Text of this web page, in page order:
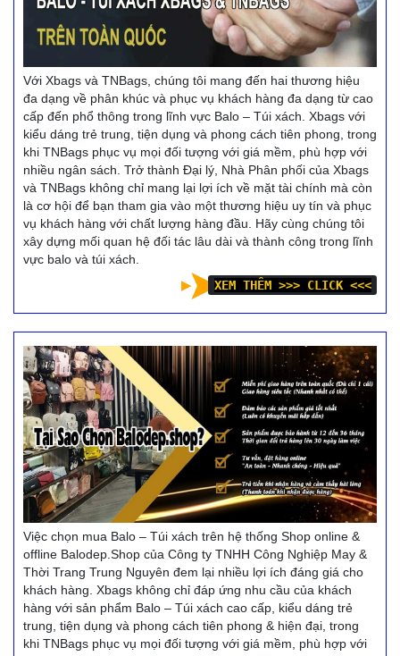
Với Xbags và TNBags, chúng tôi mang đến hai thương hiệu
đa dạng về phân khúc và phục vụ khách hàng đa dạng từ cao
cấp đến phổ thông trong lĩnh vực Balo – Túi xách. Xbags với
kiểu dáng trẻ trung, tiện dụng và phong cách tiên phong, trong
khi TNBags phục vụ mọi đối tượng với giá mềm, phù hợp với
nhiều ngân sách. Trở thành Đại lý, Nhà Phân phối của Xbags
và TNBags không chỉ mang lại lợi ích về mặt tài chính mà còn
là cơ hội để bạn tham gia vào một thương hiệu uy tín và phục
vụ khách hàng với chất lượng hàng đầu. Hãy cùng chúng tôi
xây dựng mối quan hệ đối tác lâu dài và thành công trong lĩnh
vực balo và túi xách.
XEM THÊM >>> CLICK <<<
Việc chọn mua Balo – Túi xách trên hệ thống Shop online &
offline Balodep.Shop của Công ty TNHH Công Nghiệp May &
Thời Trang Trung Nguyên đem lại nhiều lợi ích đáng giá cho
khách hàng. Xbags không chỉ đáp ứng nhu cầu của khách
hàng với sản phẩm Balo – Túi xách cao cấp, kiểu dáng trẻ
trung, tiện dụng và phong cách tiên phong & hiện đại, trong
khi TNBags phục vụ mọi đối tượng với giá mềm, phù hợp với